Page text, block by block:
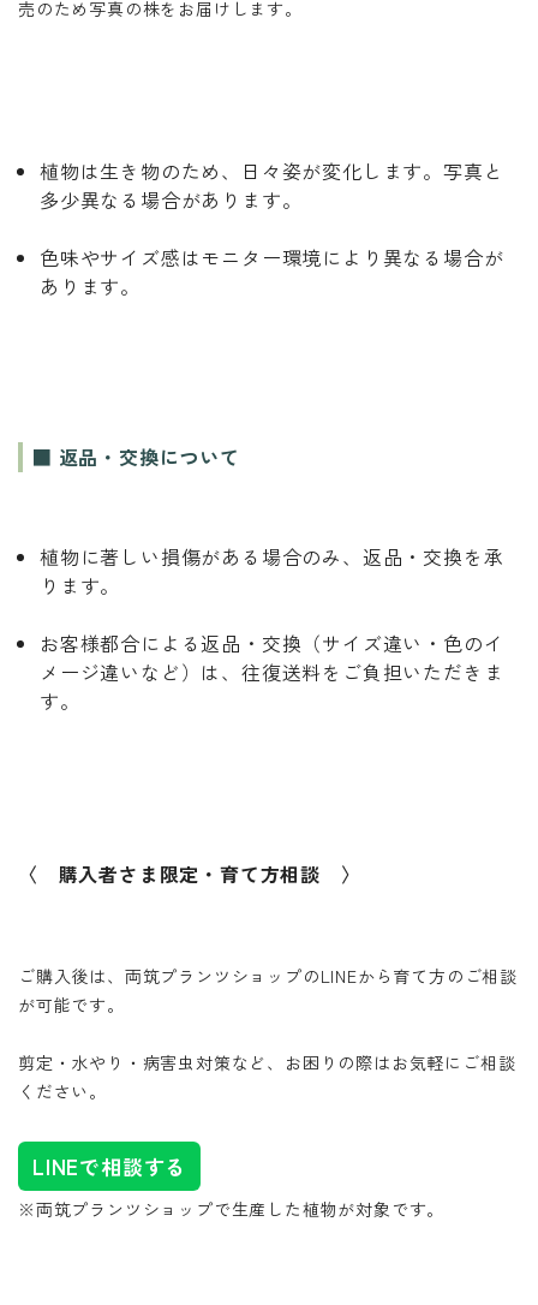
売のため写真の株をお届けします。
植物は生き物のため、日々姿が変化します。写真と
多少異なる場合があります。
色味やサイズ感はモニター環境により異なる場合が
あります。
■ 返品・交換について
植物に著しい損傷がある場合のみ、返品・交換を承
ります。
お客様都合による返品・交換（サイズ違い・色のイ
メージ違いなど）は、往復送料をご負担いただきま
す。
〈 購入者さま限定・育て方相談 〉
ご購入後は、両筑プランツショップのLINEから育て方のご相談
が可能です。
剪定・水やり・病害虫対策など、お困りの際はお気軽にご相談
ください。
LINEで相談する
※両筑プランツショップで生産した植物が対象です。